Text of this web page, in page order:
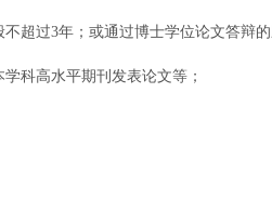
超过3年；或通过博士学位论文答辩
科高水平期刊发表论文等；